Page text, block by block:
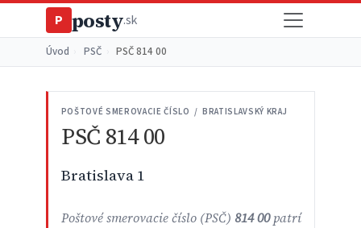
P posty.sk
Úvod PSČ PSČ 814 00
POŠTOVÉ SMEROVACIE ČÍSLO / BRATISLAVSKÝ KRAJ
PSČ 814 00
Bratislava 1
Poštové smerovacie číslo (PSČ) 814 00patrí